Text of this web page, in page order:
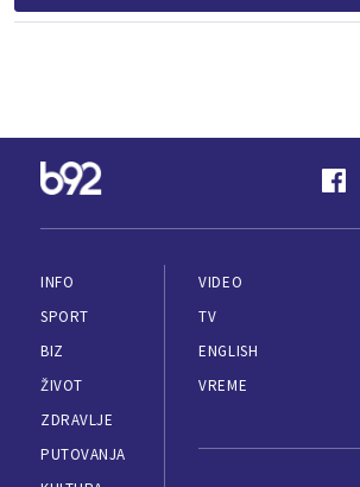
INFO
SPORT
BIZ
ŽIVOT
ZDRAVLJE
PUTOVANJA
VIDEO
TV
ENGLISH
VREME